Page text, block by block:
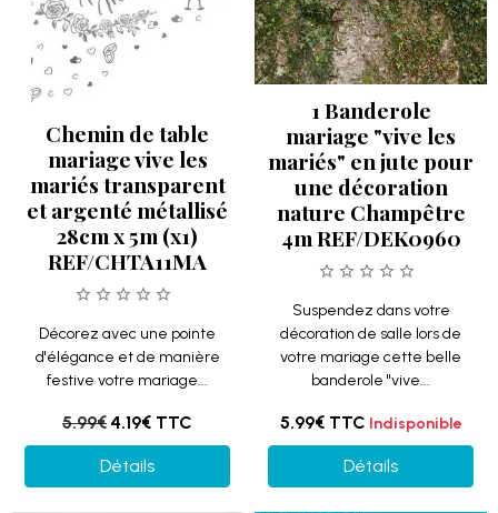
Chemin de table
mariage vive les
mariés transparent
et argenté métallisé
28cm x 5m (x1)
REF/CHTA11MA
Décorez avec une pointe
d'élégance et de manière
festive votre mariage...
5.99€ 4.19€ TTC
Détails
1 Banderole
mariage "vive les
mariés" en jute pour
une décoration
nature Champêtre
4m REF/DEK0960
Suspendez dans votre
décoration de salle lors de
votre mariage cette belle
banderole "vive...
5.99€ TTC Indisponible
Détails